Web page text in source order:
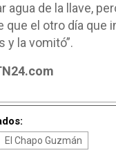
agua de la llave,
que el otro día que
y la vomitó”.
El Chapo Guzmán